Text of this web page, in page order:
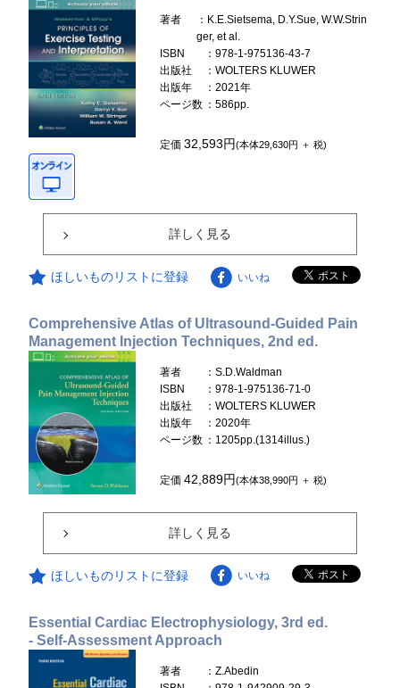
著者
：K.E.Sietsema, D.Y.Sue, W.W.Strin
ger, et al.
ISBN
：978-1-975136-43-7
出版社
：WOLTERS KLUWER
出版年
：2021年
ページ数 ：586pp.
定価32,593円(本体29,630円 ＋ 税)
詳しく見る
ほしいものリストに登録 いいね
Comprehensive Atlas of Ultrasound-Guided Pain
Management Injection Techniques, 2nd ed.
著者
：S.D.Waldman
ISBN
：978-1-975136-71-0
出版社
：WOLTERS KLUWER
出版年
：2020年
ページ数 ：1205pp.(1314illus.)
定価42,889円(本体38,990円 ＋ 税)
詳しく見る
ほしいものリストに登録 いいね
Essential Cardiac Electrophysiology, 3rd ed.
- Self-Assessment Approach
著者
：Z.Abedin